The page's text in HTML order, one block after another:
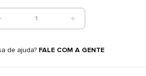
1
de ajuda? FALE COM A GENTE